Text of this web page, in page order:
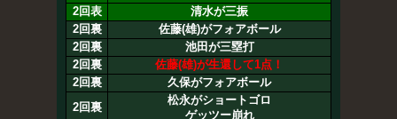
2回表
清水が三振
2回裏
佐藤(雄)がフォアボール
2回裏
池田が三塁打
2回裏
佐藤(雄)が生還して1点！
2回裏
久保がフォアボール
2回裏
松永がショートゴロ
ゲッツー崩れ